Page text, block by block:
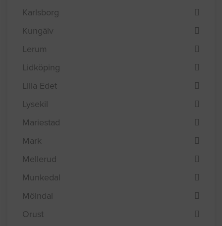
Karlsborg
Kungälv
Lerum
Lidköping
Lilla Edet
Lysekil
Mariestad
Mark
Mellerud
Munkedal
Mölndal
Orust